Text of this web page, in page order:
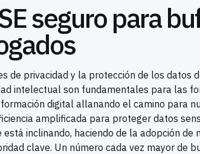
seguro para
de privacidad y la protección de los datos
intelectual son fundamentales para las
digital allanando el camino para
amplificada para proteger datos
está inclinando, haciendo de la adopción de
clave. Un número cada vez mayor de